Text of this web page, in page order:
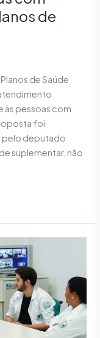
de
de Saúde
às pessoas com
foi
pelo deputado
suplementar, não